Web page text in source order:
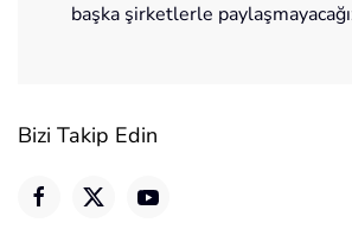
başka şirketlerle
Bizi Takip Edin